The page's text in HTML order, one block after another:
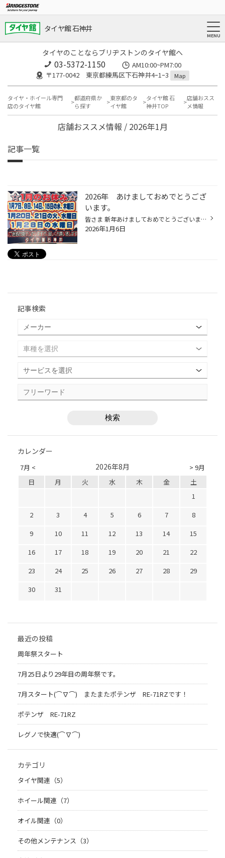
タイヤ館 石神井
タイヤのことならブリヂストンのタイヤ館へ
03-5372-1150
AM10:00~PM7:00
〒177-0042 東京都練馬区下石神井4ｰ1ｰ3
Map
タイヤ・ホイール専門
店のタイヤ館
都道府県か
ら探す
東京都のタ
イヤ館
タイヤ館 石
神井TOP
店舗おスス
メ情報
店舗おススメ情報 / 2026年1月
記事一覧
2026年 あけましておめでとうござ
います。
皆さま 新年あけましておめでとうございます。 本年もよろしくお願いいたします。 1月の店舗休暇のお知らせをいたします。 1月7日、8日の水曜日と木曜日 1月14日、15日の水曜日と木曜日 1月20日と21日の火曜日と水曜日 1月28日の水曜日 不定期にお休みを頂きますが、よろしくお願いいたします。
2026年1月6日
記事検索
カレンダー
7月 < > 9月
2026年8月
日 月 火 水 木 金
土
1
2
3 4 5 6 7
8
9
10 11 12 13 14
15
16
17 18 19 20 21
22
23
24 25 26 27 28
29
30
31
最近の投稿
周年祭スタート
7月25日より29年目の周年祭です。
7月スタート(⌒∇⌒) またまたポテンザ RE-71RZです！
ポテンザ RE-71RZ
レグノで快適(⌒∇⌒)
カテゴリ
タイヤ関連（5）
ホイール関連（7）
オイル関連（0）
その他メンテナンス（3）